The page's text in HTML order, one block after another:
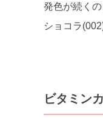
発色が続く
ショコラ
ビタミン